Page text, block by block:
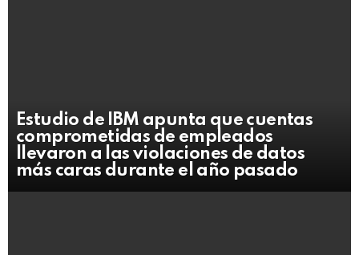
Estudio de IBM apunta que cuentas
comprometidas de empleados
llevaron a las violaciones de datos
más caras durante el año pasado